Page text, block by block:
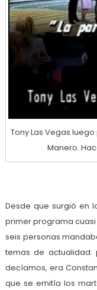
Tony Las Vegas
Manero.
Desde que surgió en
primer programa
seis personas
temas de actualidad:
decíamos, era
que se emitía los